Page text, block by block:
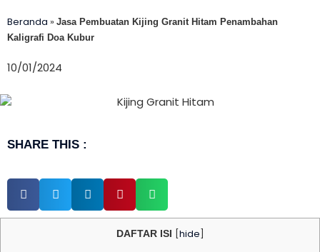
Beranda » Jasa Pembuatan Kijing Granit Hitam Penambahan
Kaligrafi Doa Kubur
10/01/2024
SHARE THIS :
DAFTAR ISI hide